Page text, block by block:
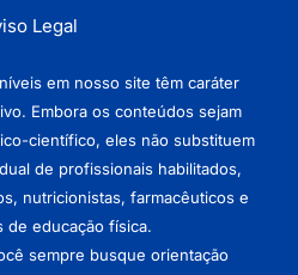
Legal
em nosso site têm caráter
Embora os conteúdos sejam
científico, eles não substituem
de profissionais habilitados,
nutricionistas, farmacêuticos e
de educação física.
sempre busque orientação